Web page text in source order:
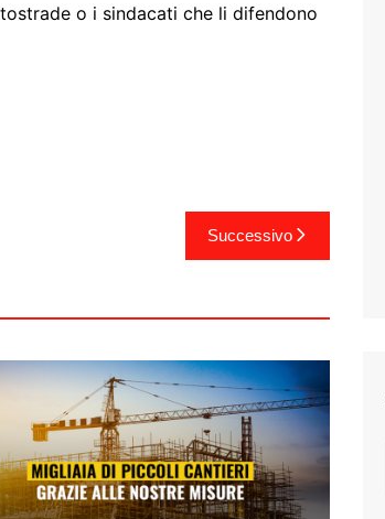
o i sindacati che li difendono
Successivo